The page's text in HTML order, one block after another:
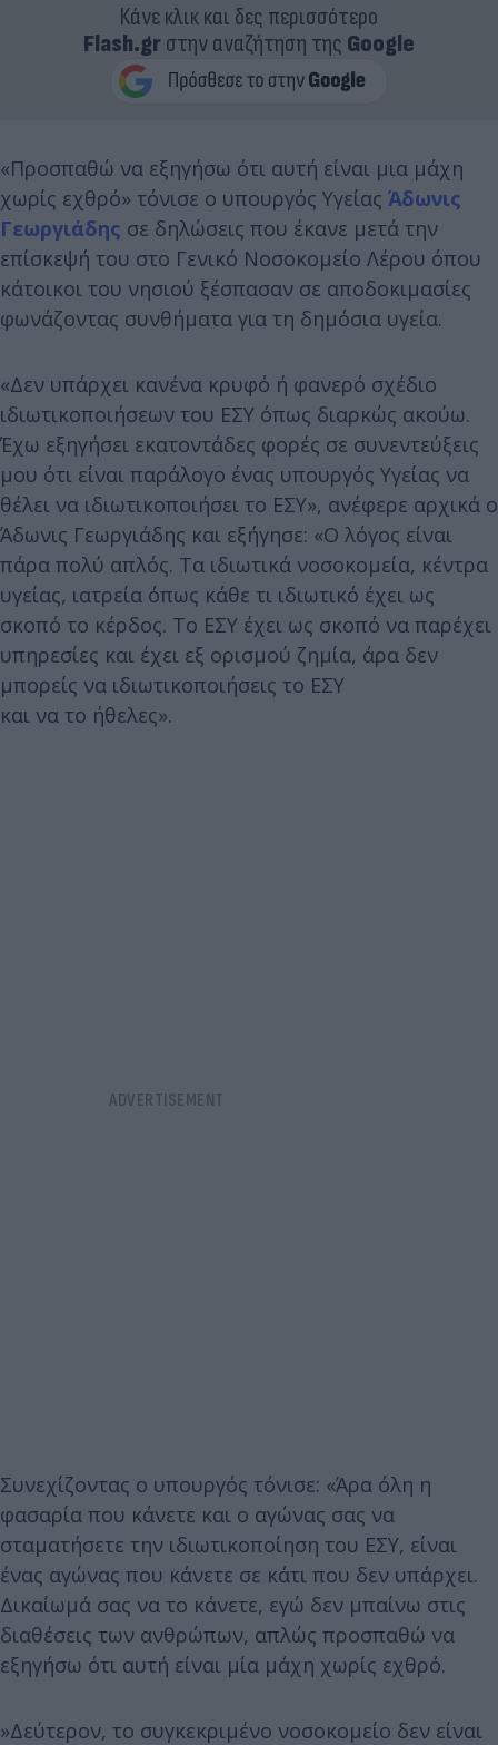
Κάνε κλικ και δες περισσότερο
Flash.grστην αναζήτηση της Google
«Προσπαθώ να εξηγήσω ότι αυτή είναι μια μάχη
χωρίς εχθρό» τόνισε ο υπουργός Υγείας Άδωνις
Γεωργιάδης σε δηλώσεις που έκανε μετά την
επίσκεψή του στο Γενικό Νοσοκομείο Λέρου όπου
κάτοικοι του νησιού ξέσπασαν σε αποδοκιμασίες
φωνάζοντας συνθήματα για τη δημόσια υγεία.
«Δεν υπάρχει κανένα κρυφό ή φανερό σχέδιο
ιδιωτικοποιήσεων του ΕΣΥ όπως διαρκώς ακούω.
Έχω εξηγήσει εκατοντάδες φορές σε συνεντεύξεις
μου ότι είναι παράλογο ένας υπουργός Υγείας να
θέλει να ιδιωτικοποιήσει το ΕΣΥ», ανέφερε αρχικά ο
Άδωνις Γεωργιάδης και εξήγησε: «Ο λόγος είναι
πάρα πολύ απλός. Τα ιδιωτικά νοσοκομεία, κέντρα
υγείας, ιατρεία όπως κάθε τι ιδιωτικό έχει ως
σκοπό το κέρδος. Το ΕΣΥ έχει ως σκοπό να παρέχει
υπηρεσίες και έχει εξ ορισμού ζημία, άρα δεν
μπορείς να ιδιωτικοποιήσεις το ΕΣΥ
και να το ήθελες».
Συνεχίζοντας ο υπουργός τόνισε: «Άρα όλη η
φασαρία που κάνετε και ο αγώνας σας να
σταματήσετε την ιδιωτικοποίηση του ΕΣΥ, είναι
ένας αγώνας που κάνετε σε κάτι που δεν υπάρχει.
Δικαίωμά σας να το κάνετε, εγώ δεν μπαίνω στις
διαθέσεις των ανθρώπων, απλώς προσπαθώ να
εξηγήσω ότι αυτή είναι μία μάχη χωρίς εχθρό.
»Δεύτερον, το συγκεκριμένο νοσοκομείο δεν είναι